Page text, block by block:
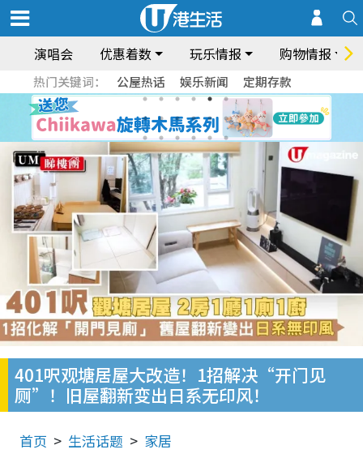
演唱会 优惠着数 玩乐情报 购物情报
热门关键词： 公屋热话 娱乐新闻 定期存款
401呎观塘居屋大改造！1招解决“开门见
厕”！旧屋翻新变出日系无印风！
首页 生活话题 家居